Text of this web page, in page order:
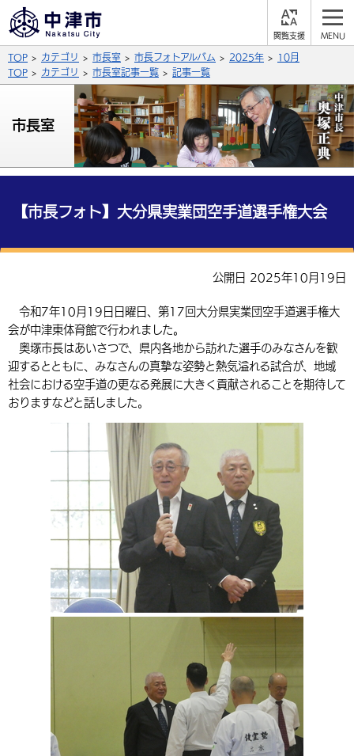
支
背景色
青 白
文字の大きさ
拡大 標準 縮小
言語を選択
英語（English） 中国語（簡体字）
中国語（繁体字） 韓国語（한국어）
公式SNS
X (Twitter) YouTube
サイト内検索
総合メニュー
保険・年金
福祉・介護 健康・予防
税金
環境・衛生 生涯学習・スポーツ・人権
選挙
入札・契約 産業・雇用
農林水産業 税金
都市整備
子育て・教育
施設情報 子どもを預ける
手当・助成 健康・医療
相談・支援・情報
観光・移住
観光なび スポットを探す
遊ぶ・体験する
市政情報
中津市について
地方創生・地域活性化
行政・計画
TOP カテゴリ 市長室 市長フォトアルバム 2025年
10月
TOP
カテゴリ 市長室記事一覧 記事一覧
市長室
【市長フォト】大分県実業団空手道選手権大会
公開日 2025年10月19日
令和7年10月19日日曜日、第17回大分県実業団空手道選手権大
会が中津東体育館で行われました。
奥塚市長はあいさつで、県内各地から訪れた選手のみなさんを歓
迎するとともに、みなさんの真摯な姿勢と熱気溢れる試合が、地域
社会における空手道の更なる発展に大きく貢献されることを期待して
おりますなどと話しました。